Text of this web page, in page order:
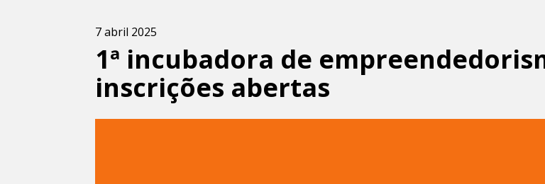
7 abril 2025
1ª incubadora de
inscrições abertas